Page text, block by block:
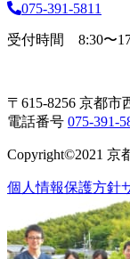
075-391-5811
受付時間 8:30〜
〒615-8256 京都市
電話番号 075-391-
Copyright©2021 京
個人情報保護方針